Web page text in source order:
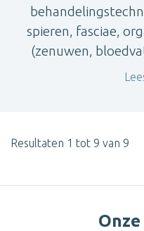
spieren, fasciae,
(zenuwen,
Resultaten 1 tot 9 van 9